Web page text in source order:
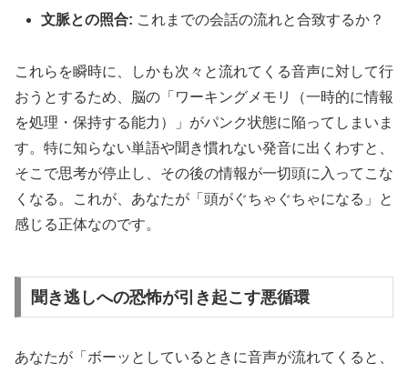
文脈との照合: これまでの会話の流れと合致するか？
これらを瞬時に、しかも次々と流れてくる音声に対して行
おうとするため、脳の「ワーキングメモリ（一時的に情報
を処理・保持する能力）」がパンク状態に陥ってしまいま
す。特に知らない単語や聞き慣れない発音に出くわすと、
そこで思考が停止し、その後の情報が一切頭に入ってこな
くなる。これが、あなたが「頭がぐちゃぐちゃになる」と
感じる正体なのです。
聞き逃しへの恐怖が引き起こす悪循環
あなたが「ボーッとしているときに音声が流れてくると、